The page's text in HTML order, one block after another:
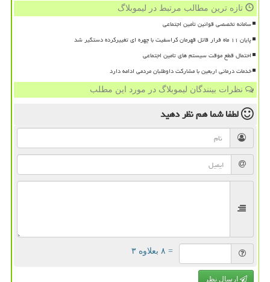
تازه ترین مطالب مرتبط در لیموبلاگ
سامانه تخصصی قوانین تأمین اجتماعی
پایان ۱۱ ماه فرار قاتل قهرمان کراسفیت با چهره ای تغییرکرده دستگیر شد
احتمال قطع موقت سیستم های تامین اجتماعی
خدمات درمانی اربعین با مشارکت داوطلبان مردمی ادامه دارد
نظرات بینندگان لیموبلاگ در مورد این مطلب
لطفا شما همنظر دهید
= ۸ بعلاوه ۳
ارسال نظر